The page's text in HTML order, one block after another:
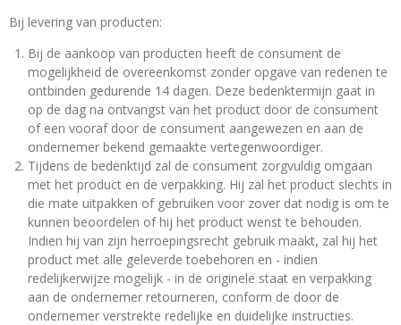
Bij levering van producten:
Bij de aankoop van producten heeft de consument de
mogelijkheid de overeenkomst zonder opgave van redenen te
ontbinden gedurende 14 dagen. Deze bedenktermijn gaat in
op de dag na ontvangst van het product door de consument
of een vooraf door de consument aangewezen en aan de
ondernemer bekend gemaakte vertegenwoordiger.
Tijdens de bedenktijd zal de consument zorgvuldig omgaan
met het product en de verpakking. Hij zal het product slechts in
die mate uitpakken of gebruiken voor zover dat nodig is om te
kunnen beoordelen of hij het product wenst te behouden.
Indien hij van zijn herroepingsrecht gebruik maakt, zal hij het
product met alle geleverde toebehoren en - indien
redelijkerwijze mogelijk - in de originele staat en verpakking
aan de ondernemer retourneren, conform de door de
ondernemer verstrekte redelijke en duidelijke instructies.